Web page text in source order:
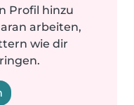
Profil hinzu
arbeiten,
wie dir